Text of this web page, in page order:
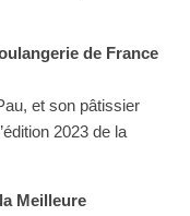
de France
et son pâtissier
2023 de la
Meilleure